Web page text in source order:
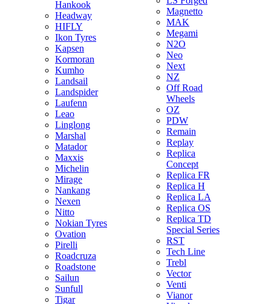
Hankook
Headway
HIFLY
Ikon Tyres
Kapsen
Kormoran
Kumho
Landsail
Landspider
Laufenn
Leao
Linglong
Marshal
Matador
Maxxis
Michelin
Mirage
Nankang
Nexen
Nitto
Nokian Tyres
Ovation
Pirelli
Roadcruza
Roadstone
Sailun
Sunfull
Tigar
Magnetto
MAK
Megami
N2O
Neo
Next
NZ
Off Road
Wheels
OZ
PDW
Remain
Replay
Replica
Concept
Replica FR
Replica H
Replica LA
Replica OS
Replica TD
Special Series
RST
Tech Line
Trebl
Vector
Venti
Vianor